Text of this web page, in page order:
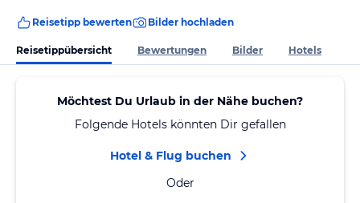
Reisetipp bewerten Bilder hochladen
Reisetippübersicht Bewertungen Bilder Hotels
Möchtest Du Urlaub in der Nähe buchen?
Folgende Hotels könnten Dir gefallen
Hotel & Flug buchen
Oder